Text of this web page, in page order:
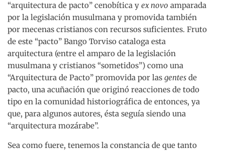
“arquitectura de pacto” cenobítica y ex novo amparada
por la legislación musulmana y promovida también
por mecenas cristianos con recursos suficientes. Fruto
de este “pacto” Bango Torviso cataloga esta
arquitectura (entre el amparo de la legislación
musulmana y cristianos “sometidos”) como una
“Arquitectura de Pacto” promovida por las gentes de
pacto, una acuñación que originó reacciones de todo
tipo en la comunidad historiográfica de entonces, ya
que, para algunos autores, ésta seguía siendo una
“arquitectura mozárabe”.
Sea como fuere, tenemos la constancia de que tanto